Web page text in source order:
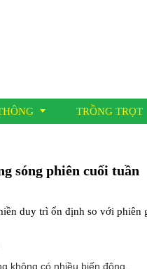
tin
TRỒNG TRỌT
sóng phiên cuối tuần
duy trì ổn định so với phiên
không có nhiều biến động.